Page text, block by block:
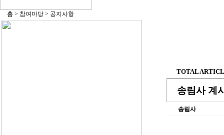
홈 > 참여마당 > 공지사항
TOTAL
송림사 계
송림사